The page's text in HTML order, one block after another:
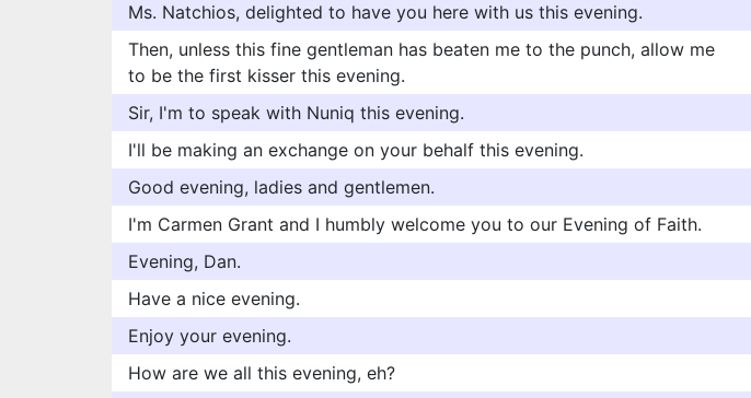
Ms. Natchios, delighted to have you here with us this evening.
Then, unless this fine gentleman has beaten me to the punch, allow me
to be the first kisser this evening.
Sir, I'm to speak with Nuniq this evening.
I'll be making an exchange on your behalf this evening.
Good evening, ladies and gentlemen.
I'm Carmen Grant and I humbly welcome you to our Evening of Faith.
Evening, Dan.
Have a nice evening.
Enjoy your evening.
How are we all this evening, eh?